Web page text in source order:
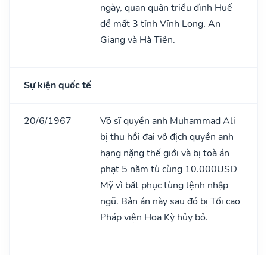
ngày, quan quân triều đình Huế
để mất 3 tỉnh Vĩnh Long, An
Giang và Hà Tiên.
Sự kiện quốc tế
20/6/1967
Võ sĩ quyền anh Muhammad Ali
bị thu hồi đai vô địch quyền anh
hạng nặng thế giới và bị toà án
phạt 5 năm tù cùng 10.000USD
Mỹ vì bất phục tùng lệnh nhập
ngũ. Bản án này sau đó bị Tối cao
Pháp viện Hoa Kỳ hủy bỏ.